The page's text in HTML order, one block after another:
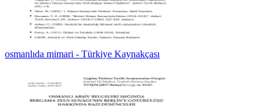
osmanlıda mimari - Türkiye Kaynakçası